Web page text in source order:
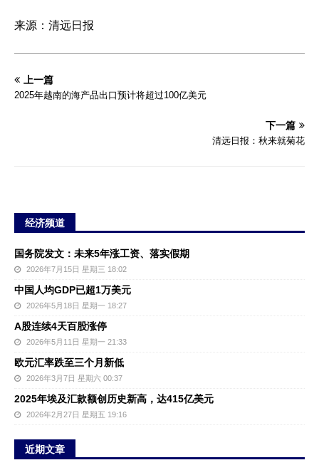
来源：清远日报
上一篇
2025年越南的海产品出口预计将超过100亿美元
下一篇
清远日报：秋来就菊花
经济频道
国务院发文：未来5年涨工资、落实假期
2026年7月15日 星期三 18:02
中国人均GDP已超1万美元
2026年5月18日 星期一 18:27
A股连续4天百股涨停
2026年5月11日 星期一 21:33
欧元汇率跌至三个月新低
2026年3月7日 星期六 00:37
2025年埃及汇款额创历史新高，达415亿美元
2026年2月27日 星期五 19:16
近期文章